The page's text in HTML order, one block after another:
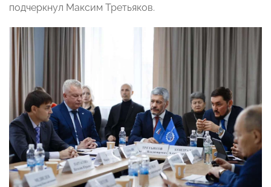
подчеркнул Максим Третьяков.